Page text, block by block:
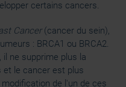
certains cancers.
Cancer(cancer du sein),
: BRCA1 ou BRCA2.
ne supprime plus la
et le cancer est plus
de l'un de ces